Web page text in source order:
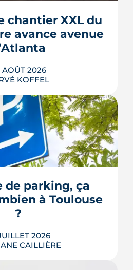
des joncs, contraint
d'aménagement et
déjà tendu.
L'ARTICLE
chantier XXL du
avance avenue
2026
KOFFEL
à la Roseraie, un
réorganise les
de Toulouse
les buttes de terre
services, plusieurs
et un bras de fer
L'ARTICLE
de parking, ça
à Toulouse
?
2026
CAILLIÈRE